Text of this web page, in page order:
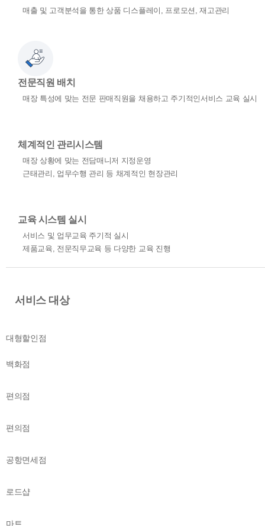
매출 및 고객분석을 통한 상품 디스플레이, 프로모션, 재고관리
전문직원 배치
매장 특성에 맞는 전문 판매직원을 채용하고 주기적인서비스 교육 실시
체계적인 관리시스템
매장 상황에 맞는 전담매니저 지정운영
근태관리, 업무수행 관리 등 채계적인 현장관리
교육 시스템 실시
서비스 및 업무교육 주기적 실시
제품교육, 전문직무교육 등 다양한 교육 진행
서비스 대상
대형할인점
백화점
편의점
편의점
공항면세점
로드샵
마트